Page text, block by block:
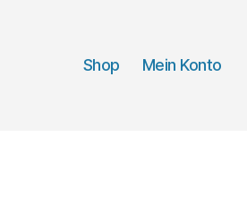
Shop Mein Konto